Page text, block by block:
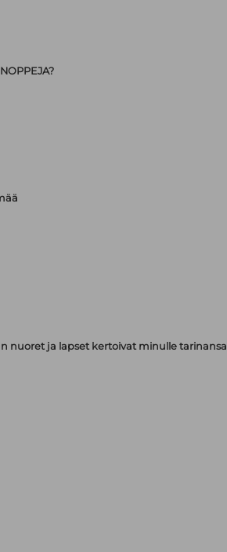
nuoret ja lapset kertoivat minulle tarinansa